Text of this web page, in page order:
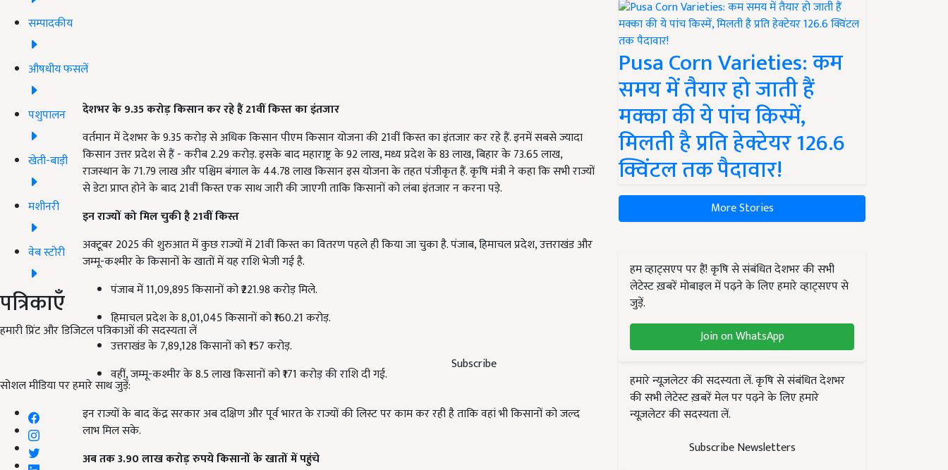
सम्पादकीय
औषधीय फसलें
पशुपालन
खेती-बाड़ी
मशीनरी
वेब स्टोरी
पत्रिकाएँ
हमारी प्रिंट और डिजिटल पत्रिकाओं की सदस्यता लें
Subscribe
सोशल मीडिया पर हमारे साथ जुड़ें:
देशभर के 9.35करोड़ किसान कर रहे हैं 21वीं किस्त का इंतजार
वर्तमान में देशभर के 9.35 करोड़ से अधिक किसान पीएम किसान योजना की 21वीं किस्त का इंतजार कर रहे हैं. इनमें सबसे ज्यादा
किसान उत्तर प्रदेश से हैं - करीब 2.29 करोड़. इसके बाद महाराष्ट्र के 92 लाख, मध्य प्रदेश के 83 लाख, बिहार के 73.65 लाख,
राजस्थान के 71.79 लाख और पश्चिम बंगाल के 44.78 लाख किसान इस योजना के तहत पंजीकृत हैं. कृषि मंत्री ने कहा कि सभी राज्यों
से डेटा प्राप्त होने के बाद 21वीं किस्त एक साथ जारी की जाएगी ताकि किसानों को लंबा इंतजार न करना पड़े.
इन राज्यों को मिल चुकी है 21वीं किस्त
अक्टूबर 2025 की शुरुआत में कुछ राज्यों में 21वीं किस्त का वितरण पहले ही किया जा चुका है. पंजाब, हिमाचल प्रदेश, उत्तराखंड और
जम्मू-कश्मीर के किसानों के खातों में यह राशि भेजी गई है.
पंजाब में 11,09,895 किसानों को ₹221.98 करोड़ मिले.
हिमाचल प्रदेश के 8,01,045 किसानों को ₹160.21 करोड़.
उत्तराखंड के 7,89,128 किसानों को ₹157 करोड़.
वहीं, जम्मू-कश्मीर के 8.5 लाख किसानों को ₹171 करोड़ की राशि दी गई.
इन राज्यों के बाद केंद्र सरकार अब दक्षिण और पूर्व भारत के राज्यों की लिस्ट पर काम कर रही है ताकि वहां भी किसानों को जल्द
लाभ मिल सके.
अब तक 3.90लाख करोड़ रुपये किसानों के खातों में पहुंचे
Pusa Corn Varieties: कम
समय में तैयार हो जाती हैं
मक्का की ये पांच किस्में,
मिलती है प्रति हेक्टेयर 126.6
क्विंटल तक पैदावार!
More Stories
हम व्हाट्सएप पर हैं! कृषि से संबंधित देशभर की सभी
लेटेस्ट ख़बरें मोबाइल में पढ़ने के लिए हमारे व्हाट्सएप से
जुड़ें.
Join on WhatsApp
हमारे न्यूज़लेटर की सदस्यता लें. कृषि से संबंधित देशभर
की सभी लेटेस्ट ख़बरें मेल पर पढ़ने के लिए हमारे
न्यूज़लेटर की सदस्यता लें.
Subscribe Newsletters